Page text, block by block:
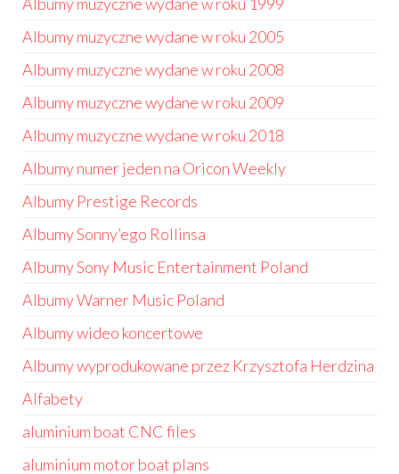
Albumy muzyczne wydane w roku 2005
Albumy muzyczne wydane w roku 2008
Albumy muzyczne wydane w roku 2009
Albumy muzyczne wydane w roku 2018
Albumy numer jeden na Oricon Weekly
Albumy Prestige Records
Albumy Sonny’ego Rollinsa
Albumy Sony Music Entertainment Poland
Albumy Warner Music Poland
Albumy wideo koncertowe
Albumy wyprodukowane przez Krzysztofa Herdzina
Alfabety
aluminium boat CNC files
aluminium motor boat plans